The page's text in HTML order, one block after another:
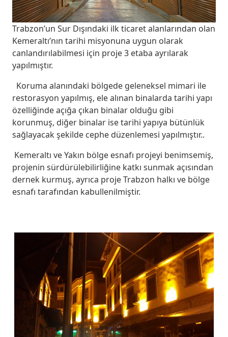
Trabzon’un Sur Dışındaki ilk ticaret alanlarından olan
Kemeraltı’nın tarihi misyonuna uygun olarak
canlandırılabilmesi için proje 3 etaba ayrılarak
yapılmıştır.
Koruma alanındaki bölgede geleneksel mimari ile
restorasyon yapılmış, ele alınan binalarda tarihi yapı
özelliğinde açığa çıkan binalar olduğu gibi
korunmuş, diğer binalar ise tarihi yapıya bütünlük
sağlayacak şekilde cephe düzenlemesi yapılmıştır..
Kemeraltı ve Yakın bölge esnafı projeyi benimsemiş,
projenin sürdürülebilirliğine katkı sunmak açısından
dernek kurmuş, ayrıca proje Trabzon halkı ve bölge
esnafı tarafından kabullenilmiştir.